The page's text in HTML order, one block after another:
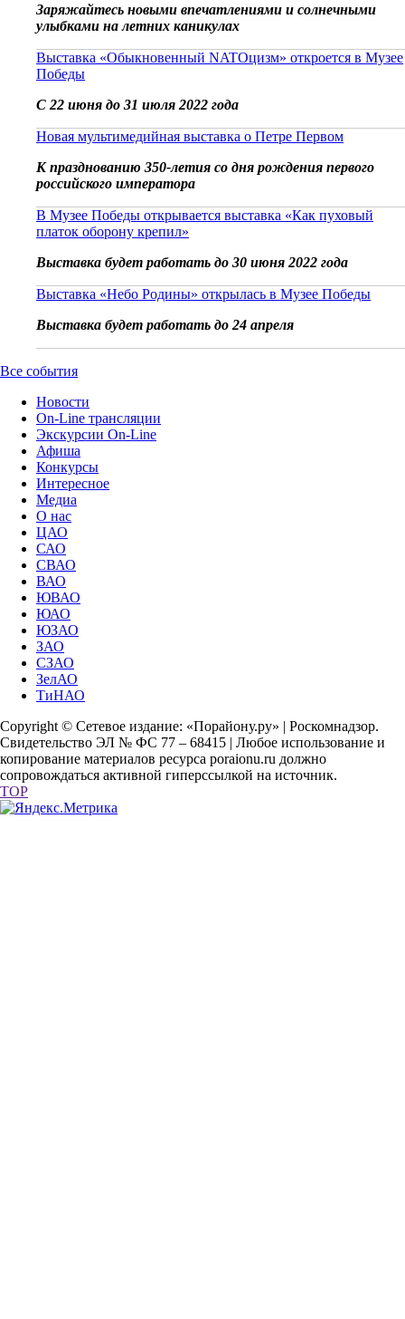
Заряжайтесь новыми впечатлениями и солнечными
улыбками на летних каникулах
Выставка «Обыкновенный NATOцизм» откроется в Музее
Победы
С 22 июня до 31 июля 2022 года
Новая мультимедийная выставка о Петре Первом
К празднованию 350-летия со дня рождения первого
российского императора
В Музее Победы открывается выставка «Как пуховый
платок оборону крепил»
Выставка будет работать до 30 июня 2022 года
Выставка «Небо Родины» открылась в Музее Победы
Выставка будет работать до 24 апреля
Все события
Новости
On-Line трансляции
Экскурсии On-Line
Афиша
Конкурсы
Интересное
Медиа
О нас
ЦАО
САО
СВАО
ВАО
ЮВАО
ЮАО
ЮЗАО
ЗАО
СЗАО
ЗелАО
ТиНАО
Copyright © Сетевое издание: «Порайону.ру» | Роскомнадзор.
Свидетельство ЭЛ № ФС 77 – 68415 | Любое использование и
копирование материалов ресурса poraionu.ru должно
сопровождаться активной гиперссылкой на источник.
TOP